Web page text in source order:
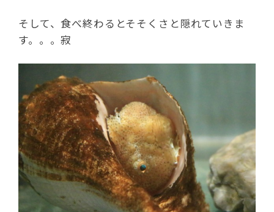
そして、食べ終わるとそそくさと隠れていきま
す。。。寂